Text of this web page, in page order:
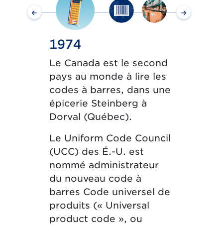
1974
Le Canada est le second
pays au monde à lire les
codes à barres, dans une
épicerie Steinberg à
Dorval (Québec).
Le Uniform Code Council
(UCC) des É.-U. est
nommé administrateur
du nouveau code à
barres Code universel de
produits (« Universal
product code », ou